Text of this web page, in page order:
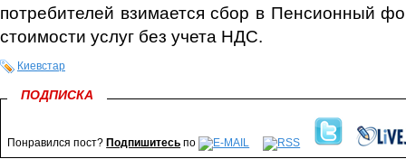
потребителей взимается сбор в Пенсионный
стоимости услуг без учета НДС.
Киевстар
ПОДПИСКА
Понравился пост? Подпишитесь по